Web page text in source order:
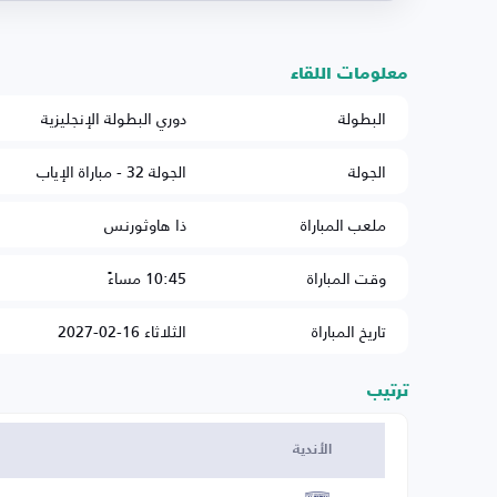
معلومات اللقاء
البطولة
دوري البطولة الإنجليزية
الجولة
الجولة 32 - مباراة الإياب
ملعب المباراة
ذا هاوثورنس
وقت المباراة
10:45 مساءً
تاريخ المباراة
الثلاثاء 16-02-2027
ترتيب
الأندية